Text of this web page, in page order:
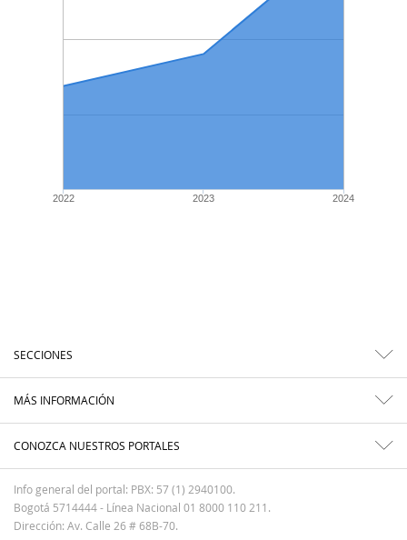
2022 2023 2024
SECCIONES
MÁS INFORMACIÓN
CONOZCA NUESTROS PORTALES
Info general del portal: PBX: 57 (1) 2940100.
Bogotá 5714444 - Línea Nacional 01 8000 110 211.
Dirección: Av. Calle 26 # 68B-70.